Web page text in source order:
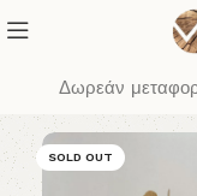
Δωρεάν
SOLD OUT